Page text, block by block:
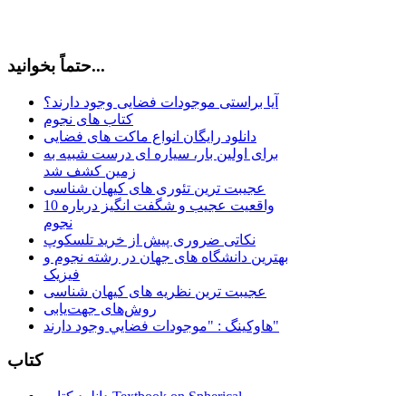
حتماً بخوانید...
آیا براستی موجودات فضایی وجود دارند؟
کتاب های نجوم
دانلود رایگان انواع ماکت های فضایی
برای اولین بار، سیاره ای درست شبیه به
زمین کشف شد
عجیبت ترین تئوری های کیهان شناسی
10 واقعیت عجیب و شگفت انگیز درباره
نجوم
نکاتی ضروری پیش از خرید تلسکوپ
بهترین دانشگاه های جهان در رشته نجوم و
فیزیک
عجیبت ترین نظریه های کیهان شناسی
روش‌های جهت‌یابی
هاوكينگ : "موجودات فضايي وجود دارند"
کتاب